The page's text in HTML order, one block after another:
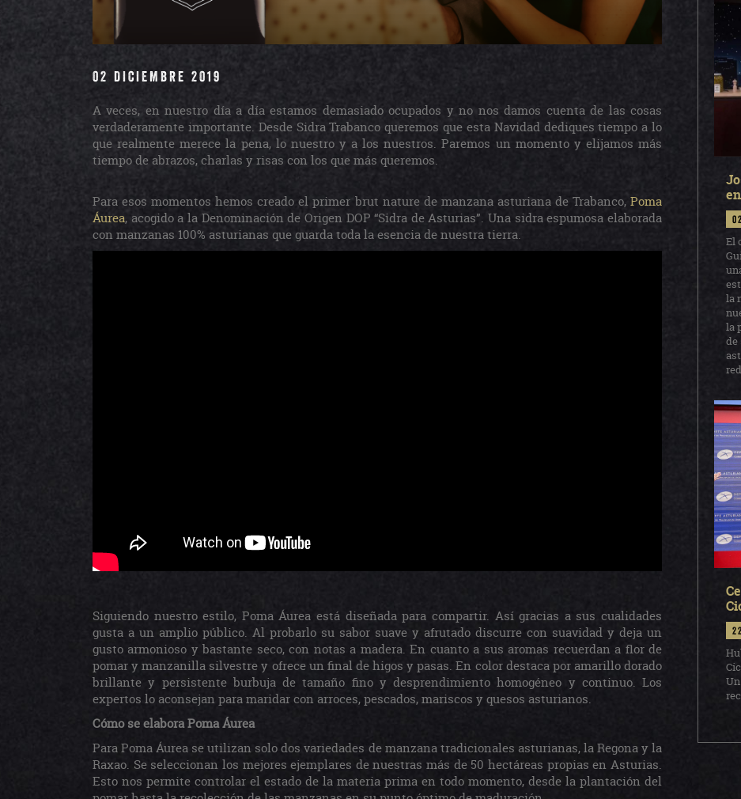
02 DICIEMBRE 2019
A veces, en nuestro día a día estamos demasiado ocupados y no nos damos cuenta de las cosas
verdaderamente importante. Desde Sidra Trabanco queremos que esta Navidad dediques tiempo a lo
que realmente merece la pena, lo nuestro y a los nuestros. Paremos un momento y elijamos más
tiempo de abrazos, charlas y risas con los que más queremos.
Para esos momentos hemos creado el primer brut nature de manzana asturiana de Trabanco, Poma
Áurea, acogido a la Denominación de Origen DOP “Sidra de Asturias”. Una sidra espumosa elaborada
con manzanas 100% asturianas que guarda toda la esencia de nuestra tierra.
Siguiendo nuestro estilo, Poma Áurea está diseñada para compartir. Así gracias a sus cualidades
gusta a un amplio público. Al probarlo su sabor suave y afrutado discurre con suavidad y deja un
gusto armonioso y bastante seco, con notas a madera. En cuanto a sus aromas recuerdan a flor de
pomar y manzanilla silvestre y ofrece un final de higos y pasas. En color destaca por amarillo dorado
brillante y persistente burbuja de tamaño fino y desprendimiento homogéneo y continuo. Los
expertos lo aconsejan para maridar con arroces, pescados, mariscos y quesos asturianos.
Cómo se elabora Poma Áurea
Para Poma Áurea se utilizan solo dos variedades de manzana tradicionales asturianas, la Regona y la
Raxao. Se seleccionan los mejores ejemplares de nuestras más de 50 hectáreas propias en Asturias.
Esto nos permite controlar el estado de la materia prima en todo momento, desde la plantación del
El
la
la
de